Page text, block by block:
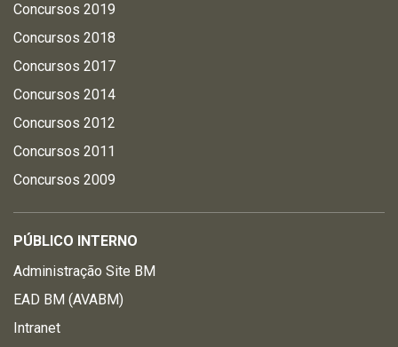
Concursos 2019
Concursos 2018
Concursos 2017
Concursos 2014
Concursos 2012
Concursos 2011
Concursos 2009
PÚBLICO INTERNO
Administração Site BM
EAD BM (AVABM)
Intranet